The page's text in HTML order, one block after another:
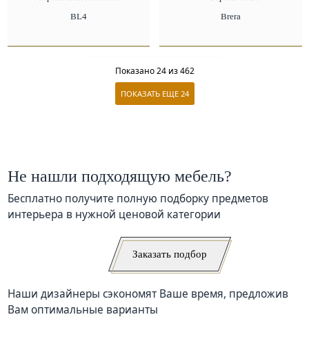
BL4
Brera
Показано24из 462
ПОКАЗАТЬ ЕЩЕ 24
Не нашли подходящую мебель?
Бесплатно получите полную подборку предметов
интерьера в нужной ценовой категории
Заказать подбор
Наши дизайнеры сэкономят Ваше время, предложив
Вам оптимальные варианты